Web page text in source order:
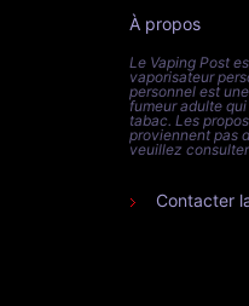
À propos
Le Vaping Post
vaporisateur
personnel est
fumeur adulte
tabac. Les
proviennent pas
veuillez
Contacter